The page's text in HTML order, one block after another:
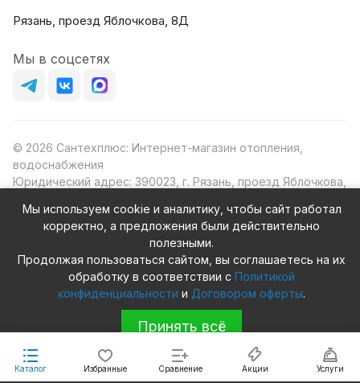
Каталог Избранные Сравнение Акции Услуги
Рязань, проезд Яблочкова, 8Д
Мы в соцсетях
© 2026 Сантехплюс: Интернет-магазин отопления,
водоснабжения
Юридический адрес: 390023, г. Рязань, проезд Яблочкова,
ИНН/КПП: 6230087631/623001001
ОГРН: 1156230000080
Мы используем cookie и аналитику, чтобы сайт работал
корректно, а предложения были действительно
полезными.
Продолжая пользоваться сайтом, вы соглашаетесь на их
обработку в соответствии с Политикой
конфиденциальности и Договором оферты.
Принять всё